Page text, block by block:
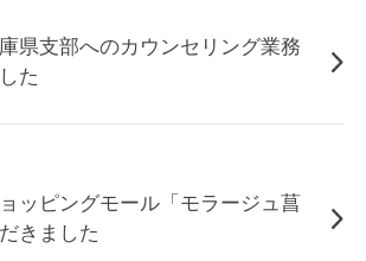
県支部へのカウンセリング業務
た
ッピングモール「モラージュ菖
きました